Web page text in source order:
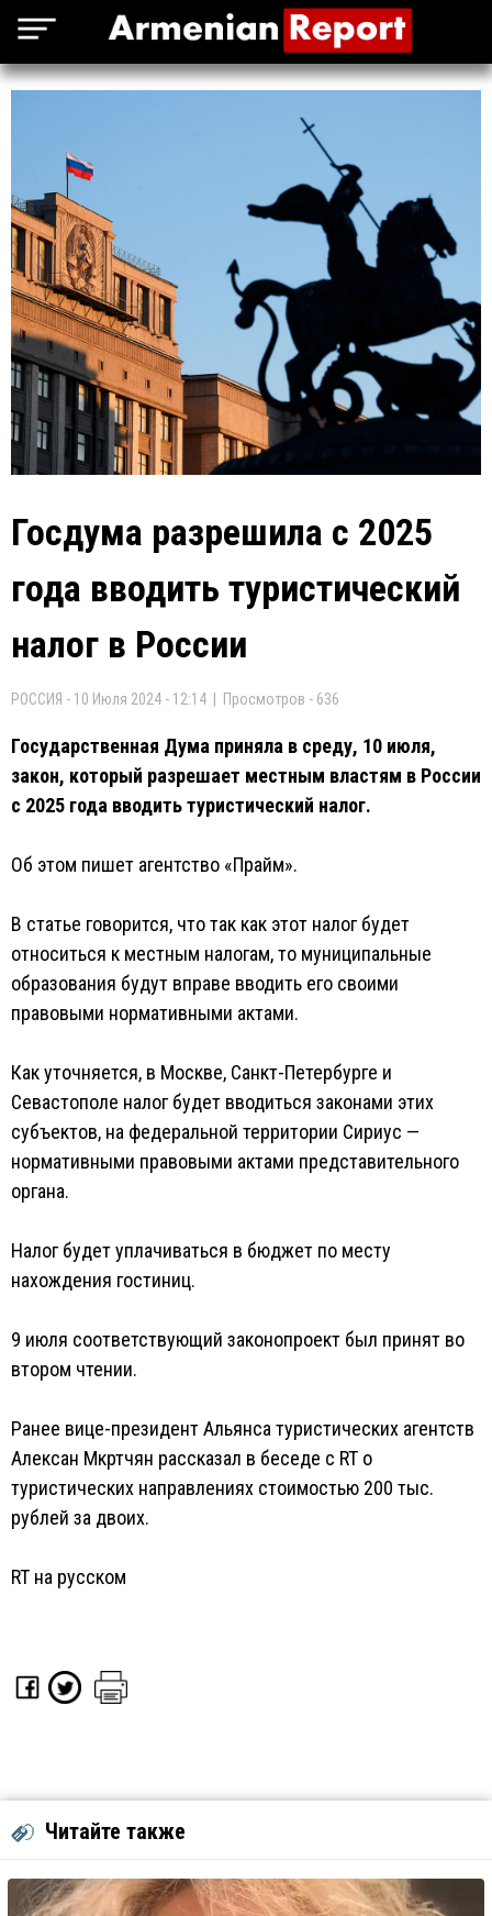
Госдума разрешила с 2025
года вводить туристический
налог в России
РОССИЯ - 10 Июля 2024 - 12:14 | Просмотров - 636
Государственная Дума приняла в среду, 10 июля,
закон, который разрешает местным властям в России
с 2025 года вводить туристический налог.
Об этом пишет агентство «Прайм».
В статье говорится, что так как этот налог будет
относиться к местным налогам, то муниципальные
образования будут вправе вводить его своими
правовыми нормативными актами.
Как уточняется, в Москве, Санкт-Петербурге и
Севастополе налог будет вводиться законами этих
субъектов, на федеральной территории Сириус —
нормативными правовыми актами представительного
органа.
Налог будет уплачиваться в бюджет по месту
нахождения гостиниц.
9 июля соответствующий законопроект был принят во
втором чтении.
Ранее вице-президент Альянса туристических агентств
Алексан Мкртчян рассказал в беседе с RT о
туристических направлениях стоимостью 200 тыс.
рублей за двоих.
RT на русском
Читайте также